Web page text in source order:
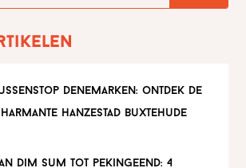
denemarken: ontdek de
hanzestad buxtehude
dim sum tot pekingeend: 4